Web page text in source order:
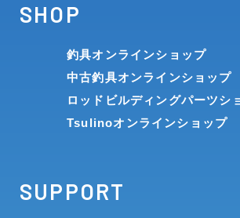
SHOP
釣具オンラインショップ
中古釣具オンラインショップ
ロッドビルディングパーツシ
Tsulinoオンラインショップ
SUPPORT